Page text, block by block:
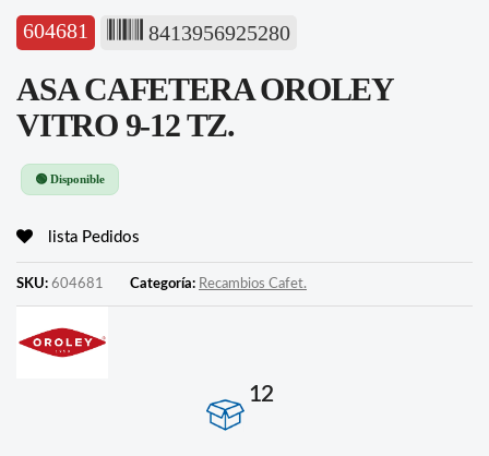
604681 8413956925280
ASA CAFETERA OROLEY
VITRO 9-12 TZ.
🟢 Disponible
lista Pedidos
SKU: 604681 Categoría: Recambios Cafet.
12